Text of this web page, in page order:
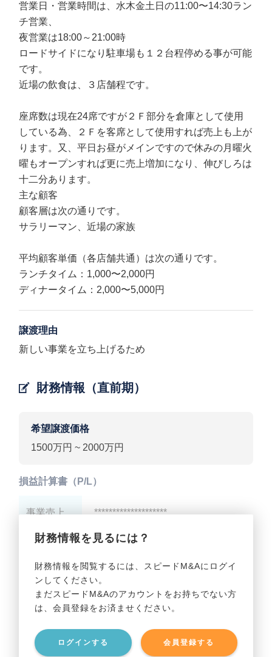
営業日・営業時間は、水木金土日の11:00〜14:30ラン
チ営業、
夜営業は18:00～21:00時
ロードサイドになり駐車場も１２台程停める事が可能
です。
近場の飲食は、３店舗程です。
座席数は現在24席ですが２Ｆ部分を倉庫として使用
している為、２Ｆを客席として使用すれば売上も上が
ります。又、平日お昼がメインですので休みの月曜火
曜もオープンすれば更に売上増加になり、伸びしろは
十二分あります。
主な顧客
顧客層は次の通りです。
サラリーマン、近場の家族
平均顧客単価（各店舗共通）は次の通りです。
ランチタイム：1,000〜2,000円
ディナータイム：2,000〜5,000円
譲渡理由
新しい事業を立ち上げるため
財務情報（直前期）
希望譲渡価格
1500万円 ~ 2000万円
財務情報を見るには？
財務情報を閲覧するには、スピードM&Aにログイ
ンしてください。
まだスピードM&Aのアカウントをお持ちでない方
は、会員登録をお済ませください。
ログインする 会員登録する
損益計算書（P/L）
事業売上 ********************
事業利益 ********************
貸借対照表（B/S）
事業資産 ********************
事業負債 ********************